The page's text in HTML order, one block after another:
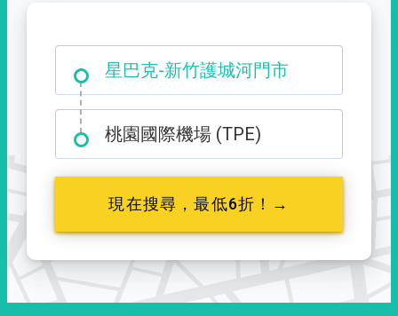
星巴克-新竹護城河門市
大霸尖山登山口
桃園國際機場 (TPE)
現在搜尋，最低6折！→